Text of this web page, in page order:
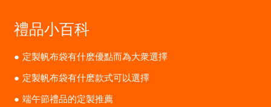
禮品小百科
定製帆布袋有什麽優點而為大衆選擇
定製帆布袋有什麽款式可以選擇
端午節禮品的定製推薦